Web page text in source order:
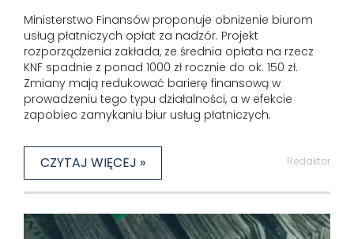
Ministerstwo Finansów proponuje obniżenie biurom
usług płatniczych opłat za nadzór. Projekt
rozporządzenia zakłada, ze średnia opłata na rzecz
KNF spadnie z ponad 1000 zł rocznie do ok. 150 zł.
Zmiany mają redukować barierę finansową w
prowadzeniu tego typu działalności, a w efekcie
zapobiec zamykaniu biur usług płatniczych.
CZYTAJ WIĘCEJ » Redaktor